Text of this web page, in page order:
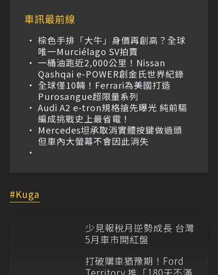
車訊最前線
棕色手排「大牛」身價再創高？全球
唯一Murciélago SV拍賣
一桶油跑近2,000公里！Nissan
Qashqai e-POWER創金氏世界紀錄
全球僅10輛！Ferrari為美國打造
Purosangue超限量系列
Audi A2 e-tron規格搶先曝光 純前驅
編成挑戰史上最省電！
Mercedes坦承取消實體按鍵做過頭
但車內大螢幕不會因此消失
Kuga
少見報稅月逆勢成長 台灣
5月車市開紅盤
打破購車猶豫期！Ford